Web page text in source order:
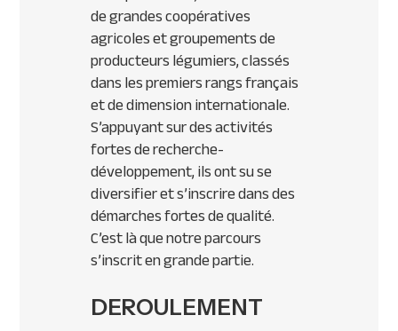
de grandes coopératives
agricoles et groupements de
producteurs légumiers, classés
dans les premiers rangs français
et de dimension internationale.
S’appuyant sur des activités
fortes de recherche-
développement, ils ont su se
diversifier et s’inscrire dans des
démarches fortes de qualité.
C’est là que notre parcours
s’inscrit en grande partie.
DEROULEMENT